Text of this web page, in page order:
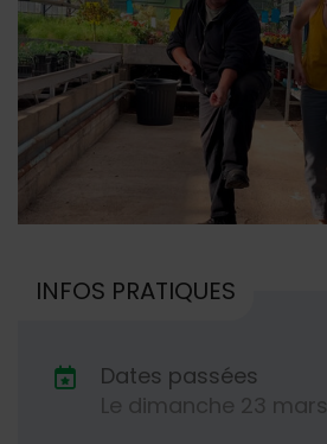
INFOS PRATIQUES
Dates de planification
Dates passées
Le dimanche 23 mars